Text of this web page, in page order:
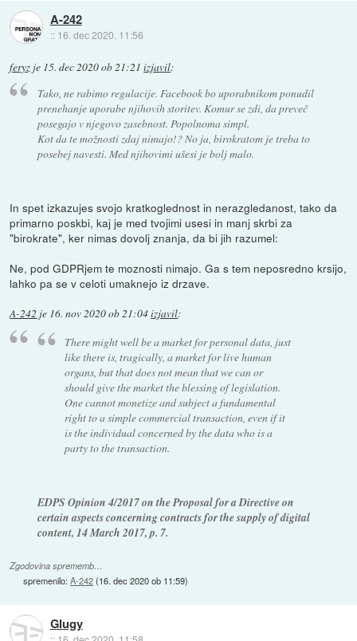
A-242
:: 16. dec 2020, 11:56
feryz je 15. dec 2020 ob 21:21 izjavil:
Tako, ne rabimo regulacije. Facebook bo uporabnikom ponudil
prenehanje uporabe njihovih storitev. Komur se zdi, da preveč
posegajo v njegovo zasebnost. Popolnoma simpl.
Kot da te možnosti zdaj nimajo!? No ja, birokratom je treba to
posebej navesti. Med njihovimi ušesi je bolj malo.
In spet izkazujes svojo kratkoglednost in nerazgledanost, tako da
primarno poskbi, kaj je med tvojimi usesi in manj skrbi za
"birokrate", ker nimas dovolj znanja, da bi jih razumel:
Ne, pod GDPRjem te moznosti nimajo. Ga s tem neposredno krsijo,
lahko pa se v celoti umaknejo iz drzave.
A-242 je 16. nov 2020 ob 21:04izjavil:
There might well be a market for personal data, just
like there is, tragically, a market for live human
organs, but that does not mean that we can or
should give the market the blessing of legislation.
One cannot monetize and subject a fundamental
right to a simple commercial transaction, even if it
is the individual concerned by the data who is a
party to the transaction.
EDPS Opinion 4/2017 on the Proposal for a Directive on
certain aspects concerning contracts for the supply of digital
content, 14 March 2017, p. 7.
Zgodovina sprememb…
spremenilo:A-242(16. dec 2020 ob 11:59)
Glugy